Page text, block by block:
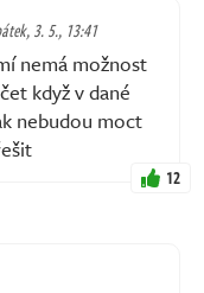
3. 5., 13:41
nemá možnost
když v dané
nebudou moct
12